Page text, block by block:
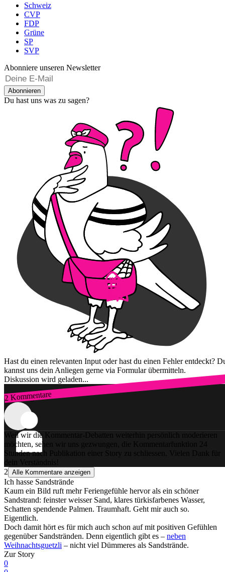
Schweiz
CVP
FDP
Grüne
SP
SVP
Abonniere unseren Newsletter
Abonnieren
Du hast uns was zu sagen?
Hast du einen relevanten Input oder hast du einen Fehler entdeckt?
kannst uns dein Anliegen gerne via Formular übermitteln.
Diskussion wird geladen...
2 Kommentare
Zum Login
Weil wir die Kommentar-Debatten weiterhin persönlich moderieren
möchten, sehen wir uns gezwungen, die Kommentarfunktion 24
Stunden nach Publikation einer Story zu schliessen. Vielen Dank für
dein Verständnis!
2 Alle Kommentare anzeigen
Ich hasse Sandstrände
Kaum ein Bild ruft mehr Feriengefühle hervor als ein schöner
Sandstrand: feinster weisser Sand, klares türkisfarbenes Wasser,
Schatten spendende Palmen. Traumhaft. Geht mir auch so.
Eigentlich.
Doch damit hört es für mich auch schon auf mit positiven Gefühlen
gegenüber Sandstränden. Denn eigentlich gibt es – neben
Weihnachtsguetzli – nicht viel Dümmeres als Sandstrände.
Zur Story
0